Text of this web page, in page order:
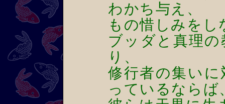
わかち与え、
もの惜しみをし
ブッダと真理
り、
修行者の集い
っているならば